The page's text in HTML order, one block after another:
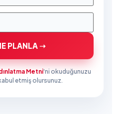
PLANLA ➝
Metni'ni okuduğunuzu
kabul etmiş olursunuz.